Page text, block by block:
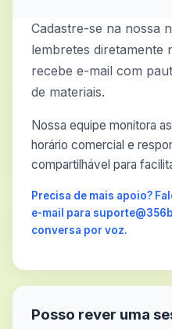
Cadastre-se na nossa
lembretes diretamente
recebe e-mail com
de materiais.
Nossa equipe monitora
horário comercial e
compartilhável para
Precisa de mais apoio?
e-mail para
conversa por voz.
Posso rever uma